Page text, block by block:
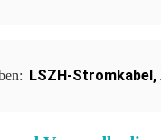
LSZH-Stromkabel,